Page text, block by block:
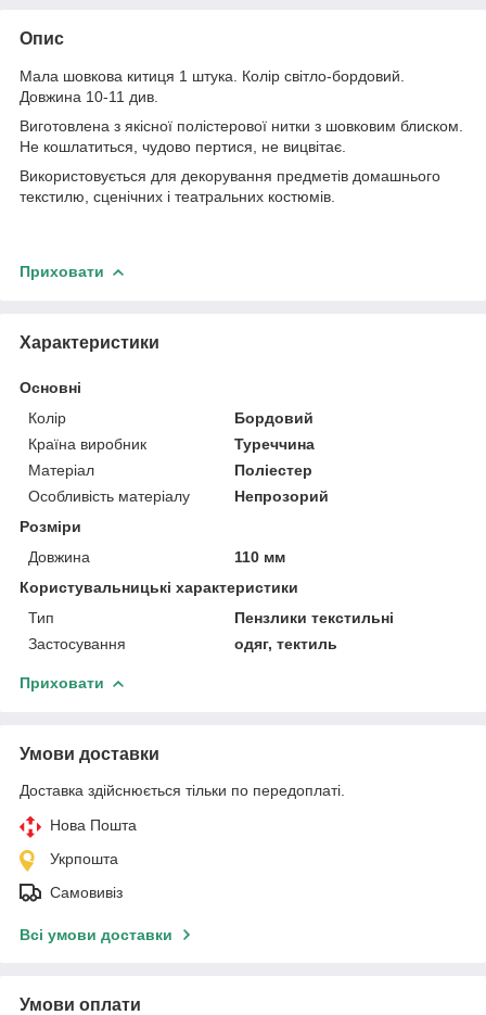
Опис
Мала шовкова китиця 1 штука. Колір світло-бордовий.
Довжина 10-11 див.
Виготовлена з якісної полістерової нитки з шовковим блиском.
Не кошлатиться, чудово пертися, не вицвітає.
Використовується для декорування предметів домашнього
текстилю, сценічних і театральних костюмів.
Приховати
Характеристики
Основні
Колір
Бордовий
Країна виробник
Туреччина
Матеріал
Поліестер
Особливість матеріалу
Непрозорий
Розміри
Довжина
110 мм
Користувальницькі характеристики
Тип
Пензлики текстильні
Застосування
одяг, тектиль
Приховати
Умови доставки
Доставка здійснюється тільки по передоплаті.
Нова Пошта
Укрпошта
Самовивіз
Всі умови доставки
Умови оплати